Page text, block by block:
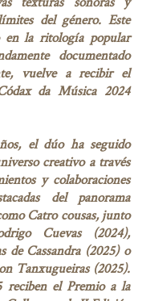
del género. Este
en la ritología popular
documentado
vuelve a recibir el
da Música 2024
el dúo ha seguido
creativo a través
y colaboraciones
del panorama
Catro cousas, junto
Cuevas (2024),
de Cassandra (2025) o
Tanxugueiras (2025).
reciben el Premio a la